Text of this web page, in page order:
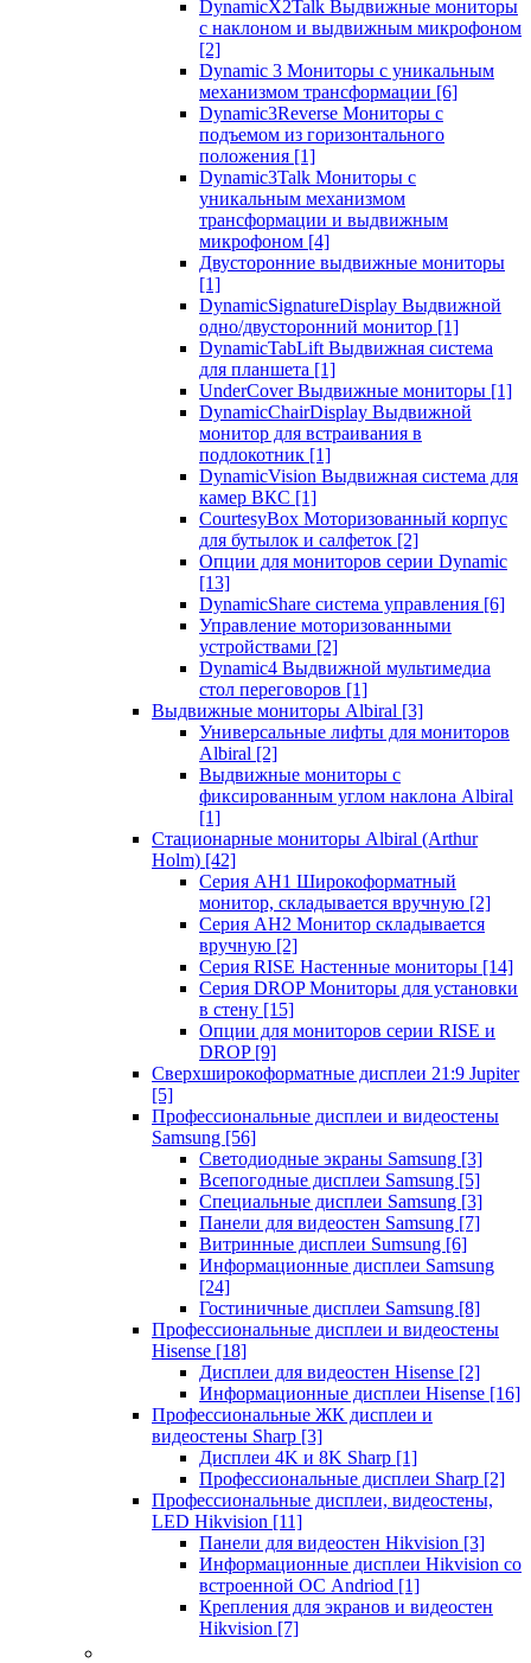
DynamicX2Talk Выдвижные мониторы
с наклоном и выдвижным микрофоном
[2]
Dynamic 3 Мониторы с уникальным
механизмом трансформации [6]
Dynamic3Reverse Мониторы с
подъемом из горизонтального
положения [1]
Dynamic3Talk Мониторы с
уникальным механизмом
трансформации и выдвижным
микрофоном [4]
Двусторонние выдвижные мониторы
[1]
DynamicSignatureDisplay Выдвижной
одно/двусторонний монитор [1]
DynamicTabLift Выдвижная система
для планшета [1]
UnderCover Выдвижные мониторы [1]
DynamicChairDisplay Выдвижной
монитор для встраивания в
подлокотник [1]
DynamicVision Выдвижная система для
камер ВКС [1]
CourtesyBox Моторизованный корпус
для бутылок и салфеток [2]
Опции для мониторов серии Dynamic
[13]
DynamicShare система управления [6]
Управление моторизованными
устройствами [2]
Dynamic4 Выдвижной мультимедиа
стол переговоров [1]
Выдвижные мониторы Albiral [3]
Универсальные лифты для мониторов
Albiral [2]
Выдвижные мониторы с
фиксированным углом наклона Albiral
[1]
Стационарные мониторы Albiral (Arthur
Holm) [42]
Серия AH1 Широкоформатный
монитор, складывается вручную [2]
Серия AH2 Монитор складывается
вручную [2]
Серия RISE Настенные мониторы [14]
Серия DROP Мониторы для установки
в стену [15]
Опции для мониторов серии RISE и
DROP [9]
Сверхширокоформатные дисплеи 21:9 Jupiter
[5]
Профессиональные дисплеи и видеостены
Samsung [56]
Светодиодные экраны Samsung [3]
Всепогодные дисплеи Samsung [5]
Специальные дисплеи Samsung [3]
Панели для видеостен Samsung [7]
Витринные дисплеи Sumsung [6]
Информационные дисплеи Samsung
[24]
Гостиничные дисплеи Samsung [8]
Профессиональные дисплеи и видеостены
Hisense [18]
Дисплеи для видеостен Hisense [2]
Информационные дисплеи Hisense [16]
Профессиональные ЖК дисплеи и
видеостены Sharp [3]
Дисплеи 4K и 8K Sharp [1]
Профессиональные дисплеи Sharp [2]
Профессиональные дисплеи, видеостены,
LED Hikvision [11]
Панели для видеостен Hikvision [3]
Информационные дисплеи Hikvision со
встроенной ОС Andriod [1]
Крепления для экранов и видеостен
Hikvision [7]